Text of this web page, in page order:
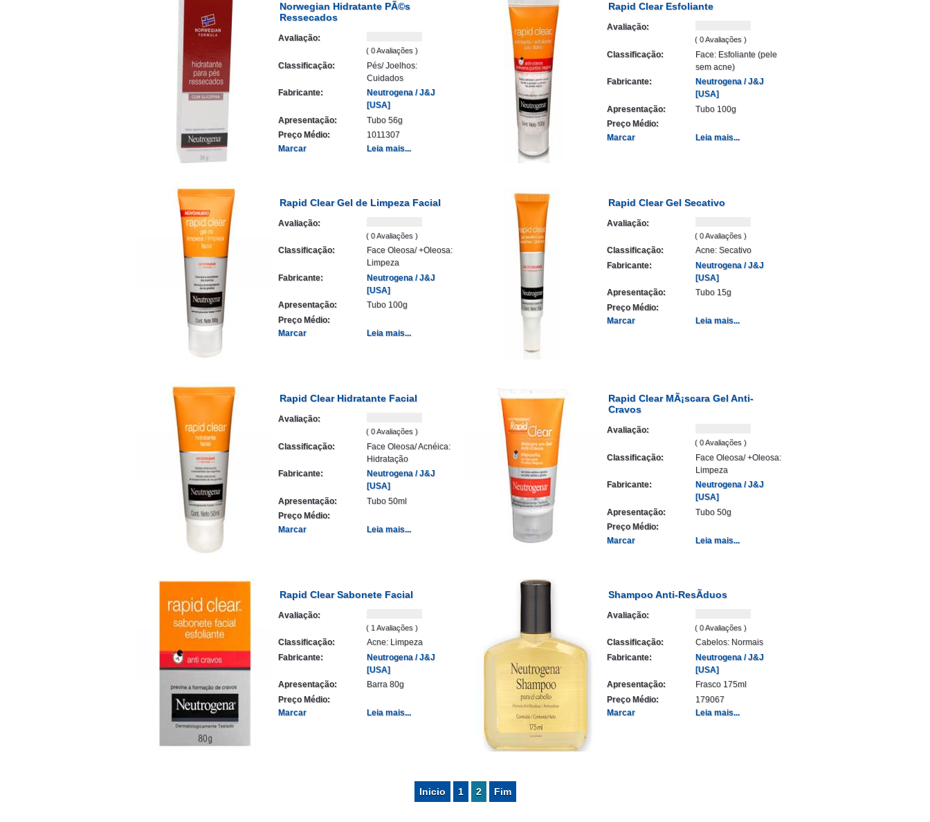
Norwegian Hidratante PÃ©s
Ressecados
Avaliação:
( 0 Avaliações )
Classificação:
Pés/ Joelhos:
Cuidados
Fabricante:
Neutrogena / J&J
[USA]
Apresentação:
Tubo 56g
Preço Médio:
1011307
Marcar
Leia mais...
Rapid Clear Esfoliante
Avaliação:
( 0 Avaliações )
Classificação:
Face: Esfoliante (pele
sem acne)
Fabricante:
Neutrogena / J&J
[USA]
Apresentação:
Tubo 100g
Preço Médio:
Marcar
Leia mais...
Rapid Clear Gel de Limpeza Facial
Avaliação:
( 0 Avaliações )
Classificação:
Face Oleosa/ +Oleosa:
Limpeza
Fabricante:
Neutrogena / J&J
[USA]
Apresentação:
Tubo 100g
Preço Médio:
Marcar
Leia mais...
Rapid Clear Gel Secativo
Avaliação:
( 0 Avaliações )
Classificação:
Acne: Secativo
Fabricante:
Neutrogena / J&J
[USA]
Apresentação:
Tubo 15g
Preço Médio:
Marcar
Leia mais...
Rapid Clear Hidratante Facial
Avaliação:
( 0 Avaliações )
Classificação:
Face Oleosa/ Acnéica:
Hidratação
Fabricante:
Neutrogena / J&J
[USA]
Apresentação:
Tubo 50ml
Preço Médio:
Marcar
Leia mais...
Rapid Clear MÃ¡scara Gel Anti-
Cravos
Avaliação:
( 0 Avaliações )
Classificação:
Face Oleosa/ +Oleosa:
Limpeza
Fabricante:
Neutrogena / J&J
[USA]
Apresentação:
Tubo 50g
Preço Médio:
Marcar
Leia mais...
Rapid Clear Sabonete Facial
Avaliação:
( 1 Avaliações )
Classificação:
Acne: Limpeza
Fabricante:
Neutrogena / J&J
[USA]
Apresentação:
Barra 80g
Preço Médio:
Marcar
Leia mais...
Shampoo Anti-ResÃ­duos
Avaliação:
( 0 Avaliações )
Classificação:
Cabelos: Normais
Fabricante:
Neutrogena / J&J
[USA]
Apresentação:
Frasco 175ml
Preço Médio:
179067
Marcar
Leia mais...
Inicio 1 2 Fim